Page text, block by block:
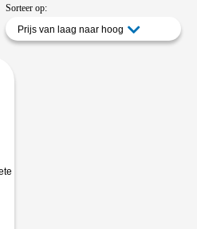
Sorteer op:
Prijs van laag naar hoog